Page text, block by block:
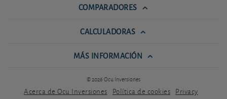
COMPARADORES
CALCULADORAS
MÁS INFORMACIÓN
© 2026 Ocu Inversiones
Acerca de Ocu Inversiones Política de cookies Privacy